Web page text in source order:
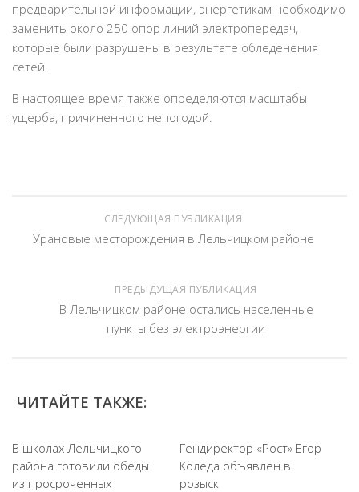
предварительной информации, энергетикам необходимо
заменить около 250 опор линий электропередач,
которые были разрушены в результате обледенения
сетей.
В настоящее время также определяются масштабы
ущерба, причиненного непогодой.
СЛЕДУЮЩАЯ ПУБЛИКАЦИЯ
Урановые месторождения в Лельчицком районе
ПРЕДЫДУЩАЯ ПУБЛИКАЦИЯ
В Лельчицком районе остались населенные
пункты без электроэнергии
ЧИТАЙТЕ ТАКЖЕ:
В школах Лельчицкого
района готовили обеды
из просроченных
Гендиректор «Рост» Егор
Коледа объявлен в
розыск